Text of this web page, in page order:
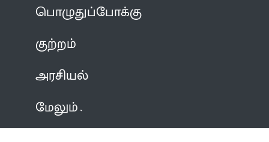
பொழுதுப்போக்கு
குற்றம்
அரசியல்
மேலும்